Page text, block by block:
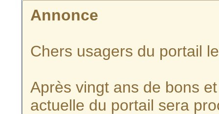
Annonce
Chers usagers du portail
Après vingt ans de bons
actuelle du portail sera